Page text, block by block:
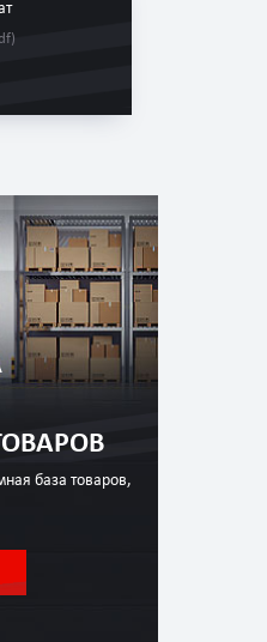
база товаров,